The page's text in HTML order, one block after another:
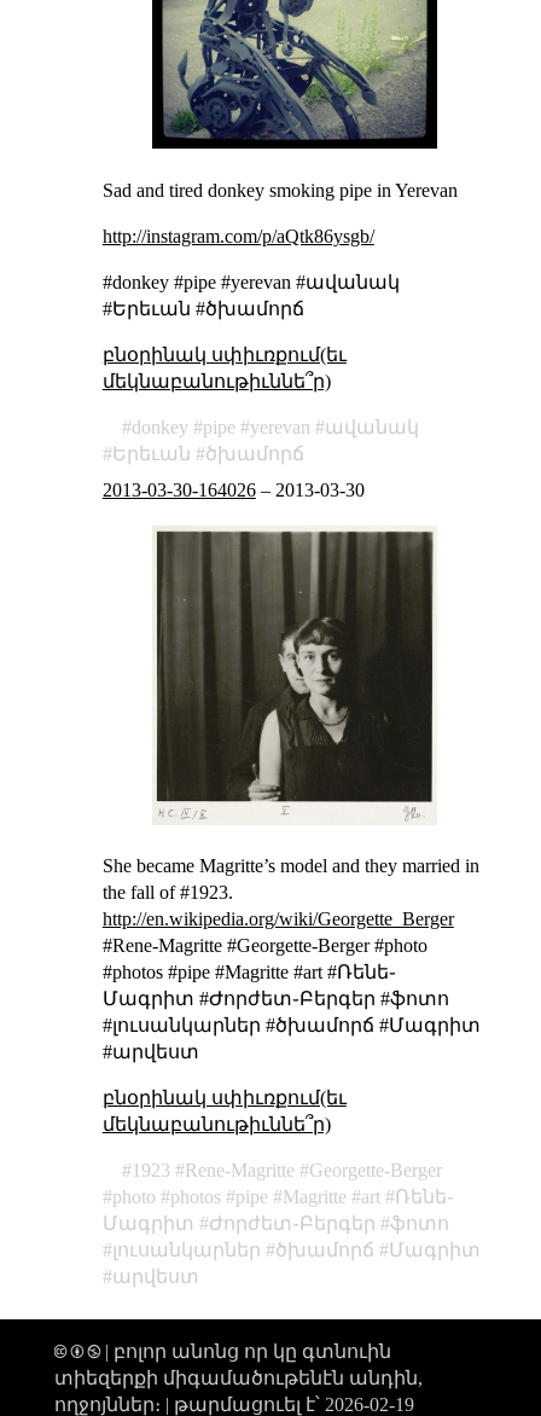
Sad and tired donkey smoking pipe in Yerevan
http://instagram.com/p/aQtk86ysgb/
#donkey #pipe #yerevan #ավանակ
#Երեւան #ծխամորճ
բնօրինակ սփիւռքում(եւ
մեկնաբանութիւննե՞ր)
donkey pipe yerevan
ավանակ
Երեւան
ծխամորճ
2013-03-30-164026– 2013-03-30
She became Magritte’s model and they married in
the fall of #1923.
http://en.wikipedia.org/wiki/Georgette_Berger
#Rene-Magritte #Georgette-Berger #photo
#photos #pipe #Magritte #art#Ռենե֊
Մագրիտ #Ժորժետ֊Բերգեր #ֆոտո
#լուսանկարներ #ծխամորճ #Մագրիտ
#արվեստ
բնօրինակ սփիւռքում(եւ
մեկնաբանութիւննե՞ր)
1923 Rene-Magritte
Georgette-Berger
photo
photos pipe Magritte art
Ռենե֊
Մագրիտ
Ժորժետ֊Բերգեր
ֆոտո
լուսանկարներ
ծխամորճ
Մագրիտ
արվեստ
🅭 🅯 🄏 | բոլոր անոնց որ կը գտնուին
տիեզերքի միգամածութենէն անդին,
ողջոյններ։ | թարմացուել է՝ 2026-02-19